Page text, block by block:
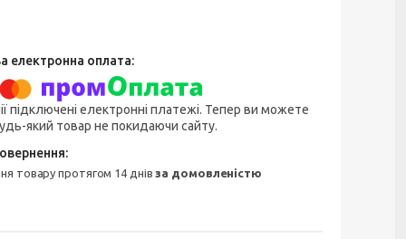
підключені електронні платежі. Тепер ви можете
який товар не покидаючи сайту.
товару протягом 14 днівза домовленістю